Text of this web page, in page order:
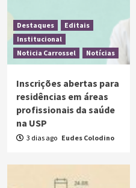
Destaques
Editais
Institucional
Noticia Carrossel
Notícias
Inscrições abertas para
residências em áreas
profissionais da saúde
na USP
3 dias ago Eudes Colodino